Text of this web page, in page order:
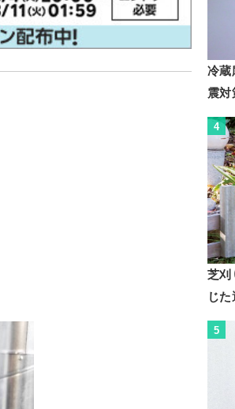
冷蔵
震対
4
芝刈
じ
5